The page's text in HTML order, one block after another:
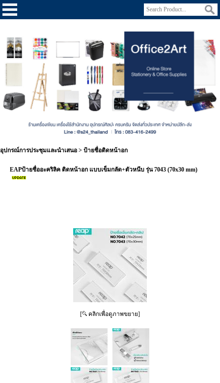
อุปกรณ์การประชุมและนำเสนอ > ป้ายชื่อติดหน้าอก
EAPป้ายชื่ออะคริลิค ติดหน้าอก แบบเข็มกลัด+ตัวหนีบ รุ่น 7043 (70x30 mm)
[ คลิกเพื่อดูภาพขยาย]